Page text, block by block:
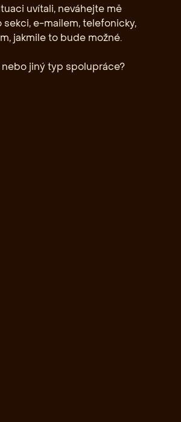
uvítali, neváhejte mě
e-mailem, telefonicky,
jakmile to bude možné.
jiný typ spolupráce?